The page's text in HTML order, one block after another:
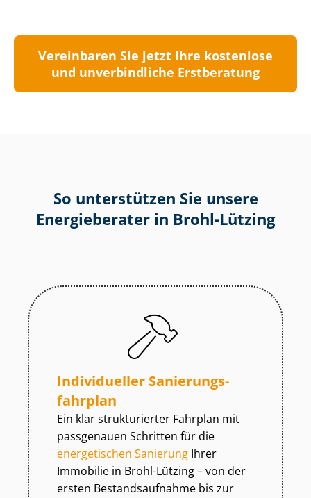
Vereinbaren Sie jetzt Ihre kostenlose
und unverbindliche Erstberatung
So unterstützen Sie unsere
Energieberater in Brohl-Lützing
Individueller Sa­nie­rungs­
fahr­plan
Ein klar strukturierter Fahrplan mit
passgenauen Schritten für die
energetischen Sanierung Ihrer
Immobilie in Brohl-Lützing – von der
ersten Be­stands­auf­nah­me bis zur